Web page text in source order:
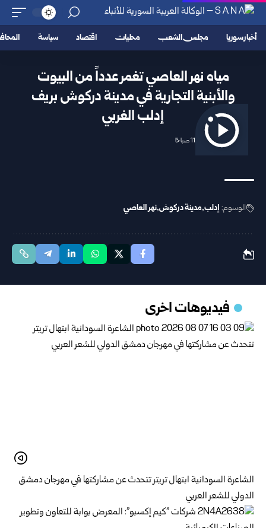
أخبار سوريا مجلس الشعب محليات اقتصاد سياسة
مياه نهر العاصي تغمر عدداً من البيوت
والأبنية التجارية في مدينة دركوش بريف
إدلب الغربي
2026/02/08 11:25 صباحًا
الوسوم: إدلب مدينة دركوش نهر العاصي
فيديوهات اخرى
الشاعرة السودانية ابتهال تريتر تتحدث عن مشاركتها في مهرجان دمشق
الدولي للشعر العربي